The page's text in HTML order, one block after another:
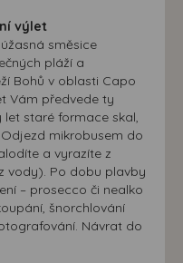
výlet
směsice
pláží a
Bohů v oblasti Capo
Vám předvede ty
staré formace skal,
mikrobusem do
a vyrazíte z
vody). Po dobu plavby
– prosecco či nealko
šnorchlování
Návrat do